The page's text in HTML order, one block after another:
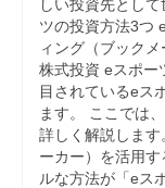
しい投資先とし
ツの投資方法3つ
ィング（ブック
株式投資 eスポー
目されているeス
ます。 ここでは
詳しく解説しま
ーカー）を活用
ルな方法が「eス